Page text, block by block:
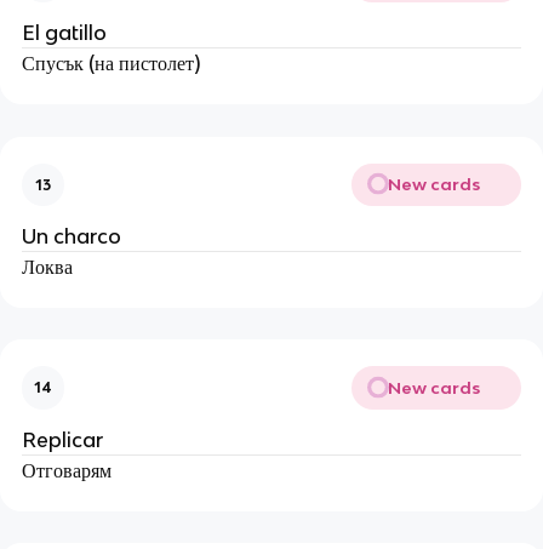
El gatillo
Спусък (на пистолет)
13 New cards
Un charco
Локва
14 New cards
Replicar
Отговарям